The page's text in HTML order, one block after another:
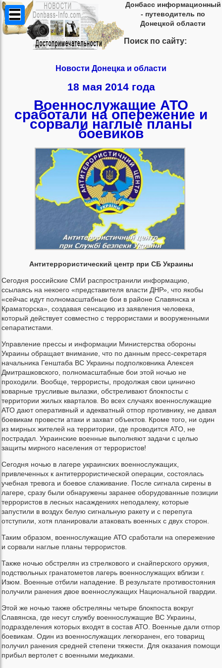
Донбасс информационный
- путеводитель по
Донецкой области
Поиск по сайту:
Новости Донецка и области
18 мая 2014 года
Военнослужащие АТО
сработали на опережение и
сорвали наглые планы
боевиков
Антитеррористический центр при СБ Украины
Сегодня российские СМИ распространили информацию,
ссылаясь на некоего «представителя власти ДНР», что якобы
«сейчас идут полномасштабные бои в районе Славянска и
Краматорска», создавая сенсацию из заявления человека,
который действует совместно с террористами и вооруженными
сепаратистами.
Управление прессы и информации Министерства обороны
Украины обращает внимание, что по данным пресс-секретаря
начальника Генштаба ВС Украины подполковника Алексея
Дмитрашковского, полномасштабные бои этой ночью не
проходили. Вообще, террористы, продолжая свои цинично
коварные трусливые вылазки, обстреливают блокпосты с
территории жилых кварталов. Во всех случаях военнослужащие
АТО дают оперативный и адекватный отпор противнику, не давая
боевикам провести атаки и захват объектов. Кроме того, ни один
из мирных жителей на территории, где проводится АТО, не
пострадал. Украинские военные выполняют задачи с целью
защиты мирного населения от террористов!
Сегодня ночью в лагере украинских военнослужащих,
привлеченных к антитеррористической операции, состоялась
учебная тревога и боевое слаживание. После сигнала сирены в
лагере, сразу были обнаружены заранее оборудованные позиции
террористов в лесных насаждениях неподалеку, которые
запустили в воздух белую сигнальную ракету и с перепуга
отступили, хотя планировали атаковать военных с двух сторон.
Таким образом, военнослужащие АТО сработали на опережение
и сорвали наглые планы террористов.
Также ночью обстрелян из стрелкового и снайперского оружия,
подствольных гранатометов лагерь военнослужащих вблизи г.
Изюм. Военные отбили нападение. В результате противостояния
получили ранения двое военнослужащих Национальной гвардии.
Этой же ночью также обстреляны четыре блокпоста вокруг
Славянска, где несут службу военнослужащие ВС Украины,
подразделения которых входят в состав АТО. Военные дали отпор
боевикам. Один из военнослужащих легкоранен, его товарищ
получил ранения средней степени тяжести. Для оказания помощи
прибыл вертолет с военными медиками.